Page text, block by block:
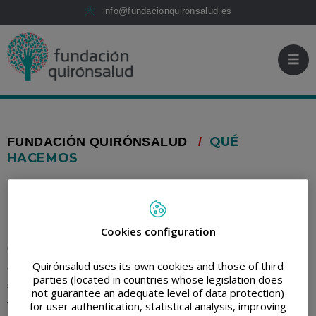
Quirónsalud
to
content
info@fundacionquironsalud.es
FUNDACIÓN QUIRÓNSALUD / QUÉ
HACEMOS
LINKEDIN
Queremos llevar la salud más allá de los hospitales,
acercándola a las personas, a sus familias y a la sociedad en
su conjunto. Para ello, promovemos el bienestar desde una
visión integral que combina prevención, acompañamiento,
Cookies configuration
Quirónsalud uses its own cookies and those of third
parties (located in countries whose legislation does
not guarantee an adequate level of data protection)
for user authentication, statistical analysis, improving